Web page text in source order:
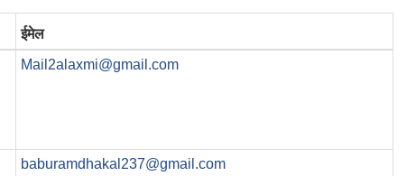
ईमेल
Mail2alaxmi@gmail.com
baburamdhakal237@gmail.com